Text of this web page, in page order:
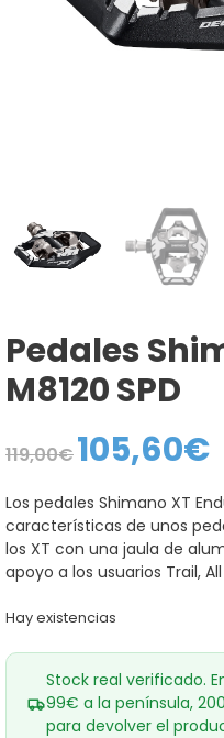
Pedales
M8120 SPD
119,00€
El
precio
era:
119,00€.
105,60€El
es:
Los pedales Shimano XT
características de unos
los XT con una jaula de
apoyo a los usuarios Trail,
Hay existencias
Stock real verificado.
99€ a la península,
para devolver el